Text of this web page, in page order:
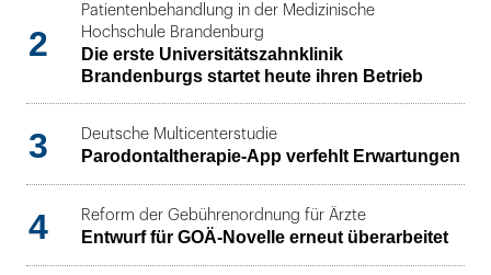
2
Patientenbehandlung in der Medizinische
Hochschule Brandenburg
Die erste Universitätszahnklinik
Brandenburgs startet heute ihren Betrieb
3 Deutsche Multicenterstudie
Parodontaltherapie-App verfehlt Erwartungen
4 Reform der Gebührenordnung für Ärzte
Entwurf für GOÄ-Novelle erneut überarbeitet